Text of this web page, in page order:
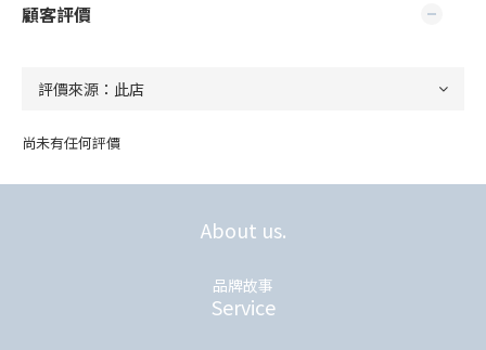
顧客評價
尚未有任何評價
About us.
品牌故事
Service